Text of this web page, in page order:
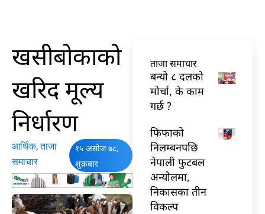
खसीबोकाको
खरिद मूल्य
निर्धारण
आर्थिक,ताजा
समाचार
१५ असोज ७८,
शुक्रबार
ताजा समाचार
बन्यो ८ दलको
मोर्चा, के काम
गर्छ ?
फिफाको
निलम्बनपछि
नेपाली फुटबल
अन्योलमा,
निकासका तीन
विकल्प